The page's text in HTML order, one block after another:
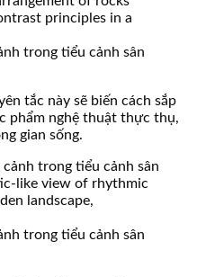
trong tiểu cảnh sân
tắc này sẽ biến cách sắp
phẩm nghệ thuật thực thụ,
gian sống.
trong tiểu cảnh sân